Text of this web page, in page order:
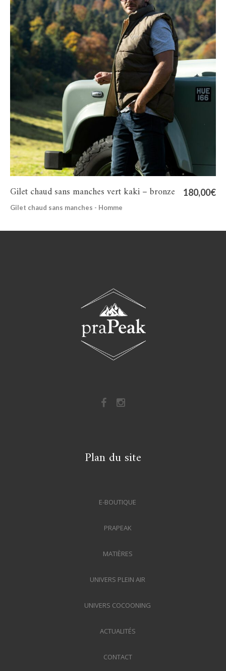
Gilet chaud sans manches vert kaki – bronze 180,00€
Gilet chaud sans manches - Homme
Plan du site
E-BOUTIQUE
PRAPEAK
MATIÈRES
UNIVERS PLEIN AIR
UNIVERS COCOONING
ACTUALITÉS
CONTACT